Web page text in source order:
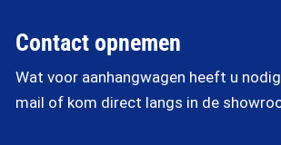
Contact opnemen
Wat voor aanhangwagen heeft u
mail of kom direct langs in de